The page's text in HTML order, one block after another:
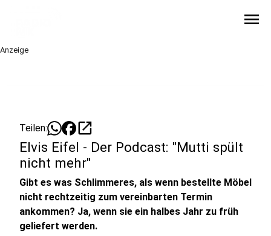
menu
Anzeige
Teilen: open_in_new
Elvis Eifel - Der Podcast: "Mutti spült
nicht mehr"
Gibt es was Schlimmeres, als wenn bestellte Möbel
nicht rechtzeitig zum vereinbarten Termin
ankommen? Ja, wenn sie ein halbes Jahr zu früh
geliefert werden.